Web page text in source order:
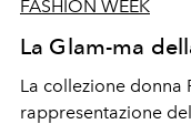
FASHION WEEK
La Glam-ma
La collezione donna
rappresentazione